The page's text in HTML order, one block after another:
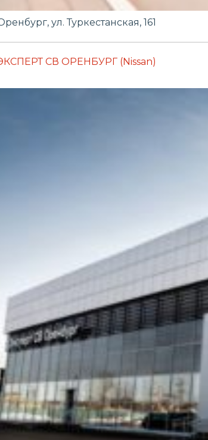
ул. Туркестанская, 161
СВ ОРЕНБУРГ (Nissan)